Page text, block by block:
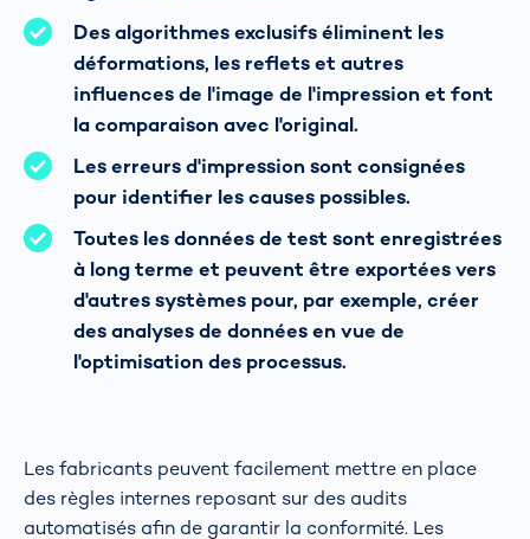
Des algorithmes exclusifs éliminent les
déformations, les reflets et autres
influences de l'image de l'impression et font
la comparaison avec l'original.
Les erreurs d'impression sont consignées
pour identifier les causes possibles.
Toutes les données de test sont enregistrées
à long terme et peuvent être exportées vers
d'autres systèmes pour, par exemple, créer
des analyses de données en vue de
l'optimisation des processus.
Les fabricants peuvent facilement mettre en place
des règles internes reposant sur des audits
automatisés afin de garantir la conformité. Les